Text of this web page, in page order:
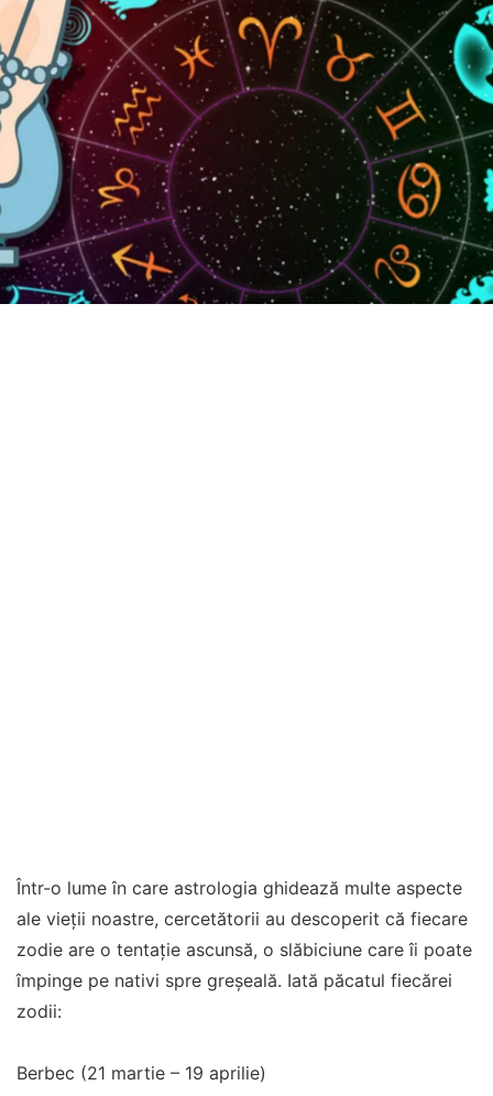
Într-o lume în care astrologia ghidează multe aspecte
ale vieții noastre, cercetătorii au descoperit că fiecare
zodie are o tentație ascunsă, o slăbiciune care îi poate
împinge pe nativi spre greșeală. Iată păcatul fiecărei
zodii:
Berbec (21 martie – 19 aprilie)